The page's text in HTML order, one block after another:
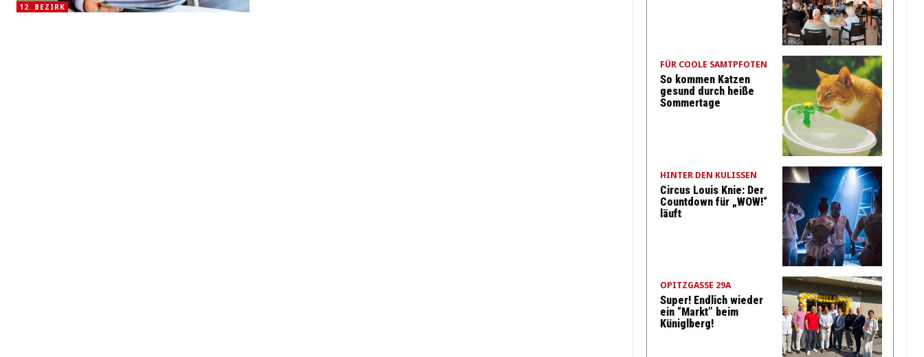
12. BEZIRK
FÜR COOLE SAMTPFOTEN
So kommen Katzen
gesund durch heiße
Sommertage
HINTER DEN KULISSEN
Circus Louis Knie: Der
Countdown für „WOW!“
läuft
OPITZGASSE 29A
Super! Endlich wieder
ein “Markt” beim
Küniglberg!